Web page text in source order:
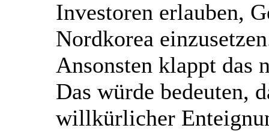
Investoren erlauben,
Nordkorea
Ansonsten klappt das
Das würde bedeuten,
willkürlicher